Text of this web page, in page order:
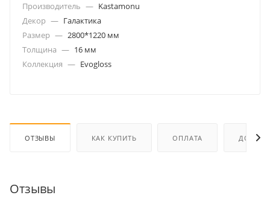
Производитель — Kastamonu
Декор — Галактика
Размер — 2800*1220 мм
Толщина — 16 мм
Коллекция — Evogloss
ОТЗЫВЫ КАК КУПИТЬ ОПЛАТА
Отзывы